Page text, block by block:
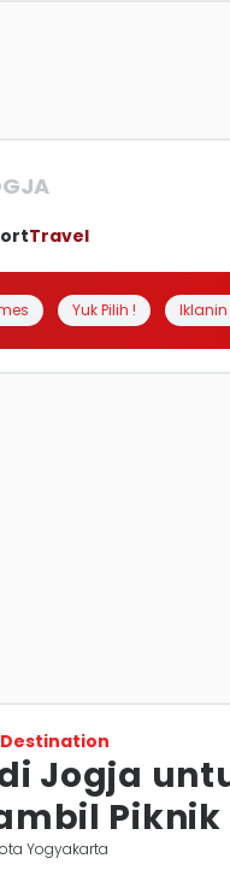
Travel
Yuk Pilih ! Iklanin
Destination
Jogja
Piknik
Yogyakarta